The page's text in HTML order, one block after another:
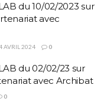
du 10/02/2023 sur
avec
AVRIL 2024 0
du 02/02/23 sur
avec Archibat
0